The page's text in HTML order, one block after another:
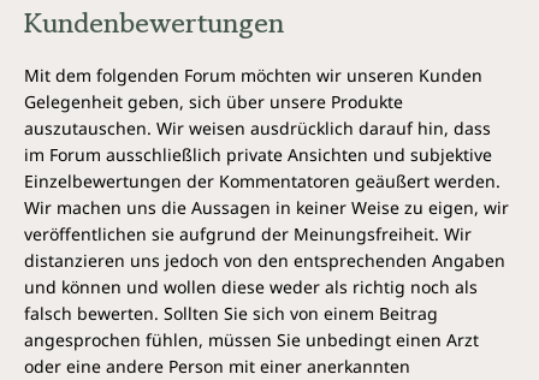
Kundenbewertungen
Mit dem folgenden Forum möchten wir unseren Kunden
Gelegenheit geben, sich über unsere Produkte
auszutauschen. Wir weisen ausdrücklich darauf hin, dass
im Forum ausschließlich private Ansichten und subjektive
Einzelbewertungen der Kommentatoren geäußert werden.
Wir machen uns die Aussagen in keiner Weise zu eigen, wir
veröffentlichen sie aufgrund der Meinungsfreiheit. Wir
distanzieren uns jedoch von den entsprechenden Angaben
und können und wollen diese weder als richtig noch als
falsch bewerten. Sollten Sie sich von einem Beitrag
angesprochen fühlen, müssen Sie unbedingt einen Arzt
oder eine andere Person mit einer anerkannten